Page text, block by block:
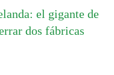
el gigante de
dos fábricas